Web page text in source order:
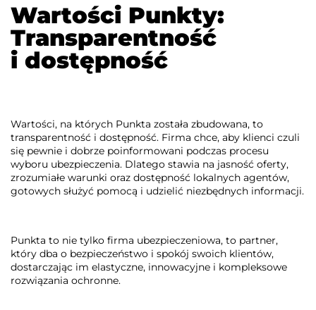
Wartości Punkty:
Transparentność
i dostępność
Wartości, na których Punkta została zbudowana, to
transparentność i dostępność. Firma chce, aby klienci czuli
się pewnie i dobrze poinformowani podczas procesu
wyboru ubezpieczenia. Dlatego stawia na jasność oferty,
zrozumiałe warunki oraz dostępność lokalnych agentów,
gotowych służyć pomocą i udzielić niezbędnych informacji.
Punkta to nie tylko firma ubezpieczeniowa, to partner,
który dba o bezpieczeństwo i spokój swoich klientów,
dostarczając im elastyczne, innowacyjne i kompleksowe
rozwiązania ochronne.